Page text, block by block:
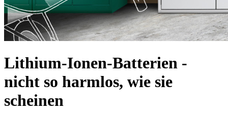
Lithium-Ionen-Batterien -
nicht so harmlos, wie sie
scheinen